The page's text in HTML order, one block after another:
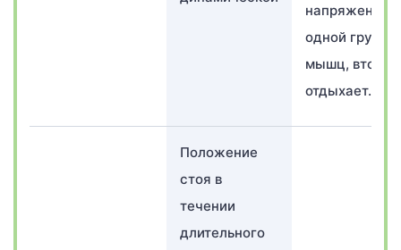
напряжение
одной группы
мышц, вторая
отдыхает.
Положение
стоя в
течении
длительного